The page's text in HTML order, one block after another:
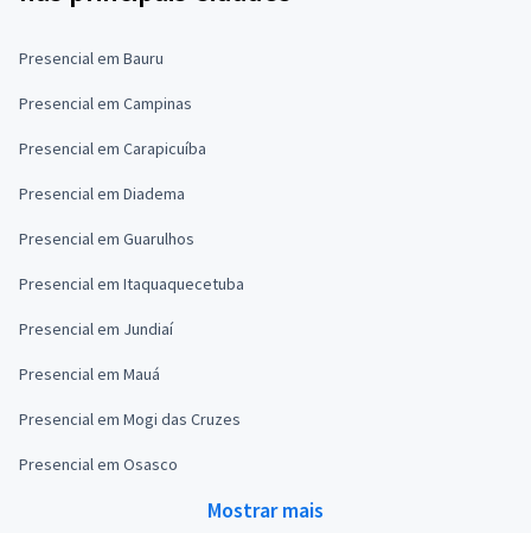
Presencial em Bauru
Presencial em Campinas
Presencial em Carapicuíba
Presencial em Diadema
Presencial em Guarulhos
Presencial em Itaquaquecetuba
Presencial em Jundiaí
Presencial em Mauá
Presencial em Mogi das Cruzes
Presencial em Osasco
Mostrar mais